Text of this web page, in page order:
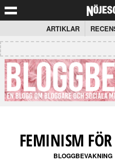
ARTIKLAR
FEMINISM
BLOGGBEVAKNING